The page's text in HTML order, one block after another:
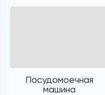
Посудомоечная
машина